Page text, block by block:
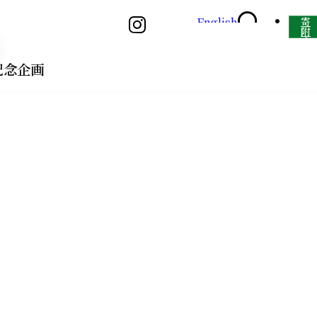
企画
English 寄
附
す